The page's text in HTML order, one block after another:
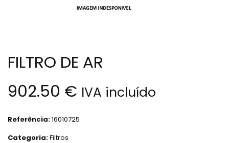
FILTRO DE AR
902.50 € IVA incluído
Referência:16010725
Categoria:Filtros